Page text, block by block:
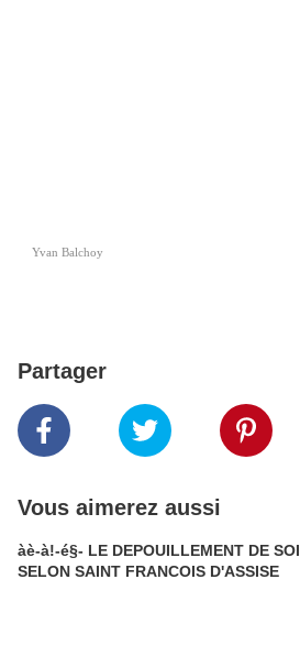
Yvan Balchoy
Partager
Vous aimerez aussi
àè-à!-é§- LE DEPOUILLEMENT DE SOI
SELON SAINT FRANCOIS D'ASSISE